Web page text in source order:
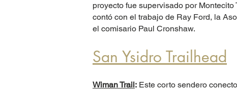
proyecto fue supervisado por
contó con el trabajo de Ray Ford, la
el comisario Paul Cronshaw.
San Ysidro Trailhead
Wiman Trail: Este corto sendero